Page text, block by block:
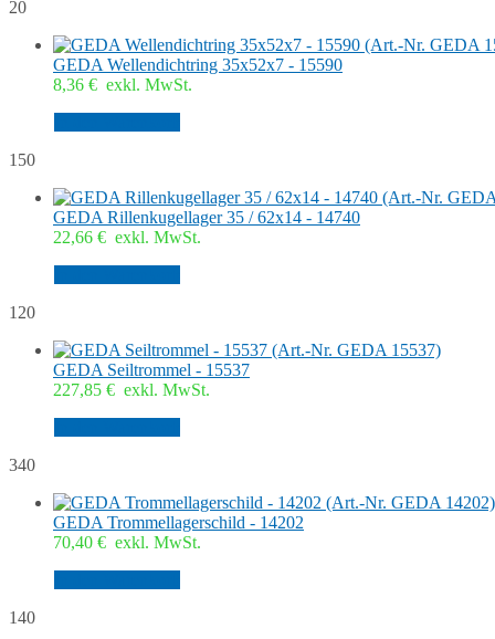
20
GEDA Wellendichtring 35x52x7 - 15590
8,36 € exkl. MwSt.
150
GEDA Rillenkugellager 35 / 62x14 - 14740
22,66 € exkl. MwSt.
120
GEDA Seiltrommel - 15537
227,85 € exkl. MwSt.
340
GEDA Trommellagerschild - 14202
70,40 € exkl. MwSt.
140